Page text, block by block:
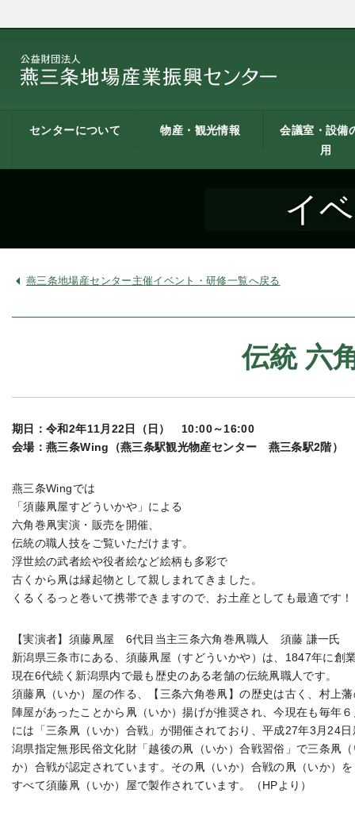
センターについて 物産・観光情報
会議室・設備
用
にあたって
イ
燕三条地場産センター主催イベント・研修一覧へ戻る
伝統 六
期日：令和2年11月22日（日） 10:00～16:00
会場：燕三条Wing（燕三条駅観光物産センター 燕三条駅2階）
燕三条Wingでは
「須藤凧屋すどういかや」による
六角巻凧実演・販売を開催、
伝統の職人技をご覧いただけます。
浮世絵の武者絵や役者絵など絵柄も多彩で
古くから凧は縁起物として親しまれてきました。
くるくるっと巻いて携帯できますので、お土産としても最適です！
【実演者】須藤凧屋 6代目当主三条六角巻凧職人 須藤 謙一氏
新潟県三条市にある、須藤凧屋（すどういかや）は、1847年に創
現在6代続く新潟県内で最も歴史のある老舗の伝統凧職人です。
須藤凧（いか）屋の作る、【三条六角巻凧】の歴史は古く、村上
陣屋があったことから凧（いか）揚げが推奨され、今現在も毎年
には「三条凧（いか）合戦」が開催されており、平成27年3月24日
潟県指定無形民俗文化財「越後の凧（いか）合戦習俗」で三条凧
か）合戦が認定されています。その凧（いか）合戦の凧（いか）を
すべて須藤凧（いか）屋で製作されています。（HPより）